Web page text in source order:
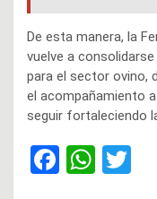
De esta manera, la
vuelve a
para el sector ovino,
el acompañamiento
seguir fortaleciendo
F
W